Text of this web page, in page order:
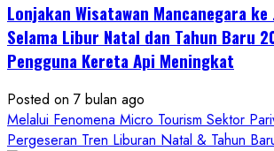
Budaya
Lonjakan Wisatawan Mancanegara ke
Selama Libur Natal dan Tahun Baru
Pengguna Kereta Api Meningkat
Posted on 7 bulan ago
Melalui Fenomena Micro Tourism Sektor
Pergeseran Tren Liburan Natal & Tahun